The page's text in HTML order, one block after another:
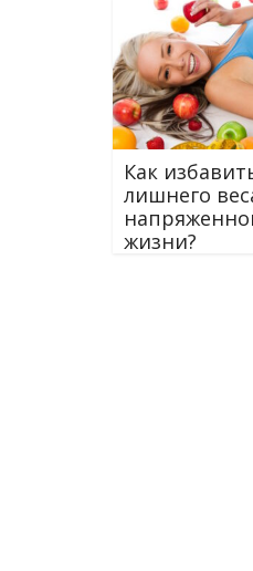
Как
лишнего
жизни?